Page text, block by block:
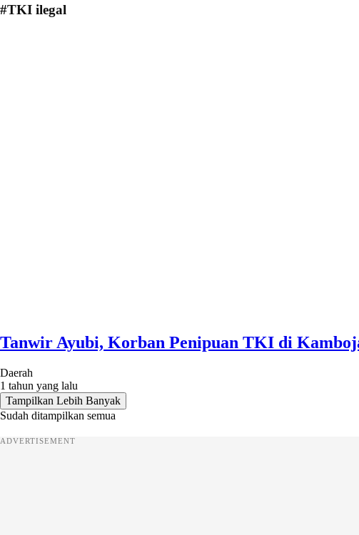
#TKI ilegal
Tanwir Ayubi, Korban Penipuan TKI di
Daerah
1 tahun yang lalu
Tampilkan Lebih Banyak
Sudah ditampilkan semua
ADVERTISEMENT